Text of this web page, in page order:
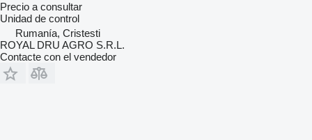
Precio a consultar
Unidad de control
Rumanía, Cristesti
ROYAL DRU AGRO S.R.L.
Contacte con el vendedor